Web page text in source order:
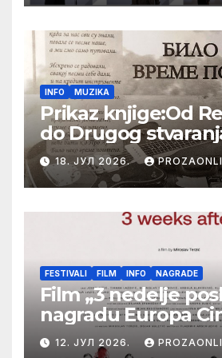
Festival evropskog
INFO MUZIKA
Prikaz knjige:Od
do Drugog
(bilo neko vreme
(autor- Zlatomira
Botoš 2022.
samizdat)
18. ЈУЛ 2026.
FESTIVALI FILM INFO NAGRADE
Film „3 nedelje
nagradu Europa
Label na Filmskom
12. ЈУЛ 2026.